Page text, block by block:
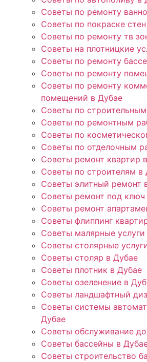
Советы по ремонту
Советы по покраске
Советы по ремонту тв
Советы на плотницкие
Советы по ремонту
Советы по ремонту
Советы по ремонту
помещений в Дубае
Советы по
Советы по ремонтным
Советы по
Советы по отделочным
Советы ремонт квартир
Советы по строителям в
Советы элитный ремонт
Советы ремонт под ключ
Советы ремонт
Советы флиппинг
Советы малярные
Советы столярные
Советы столяр в Дубае
Советы плотник в Дубае
Советы озеленение в
Советы ландшафтный
Советы системы
Дубае
Советы обслуживание
Советы бассейны в
Советы строительство